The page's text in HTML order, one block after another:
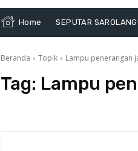
Home SEPUTAR
Beranda Topik Lampu penerangan
Tag: Lampu